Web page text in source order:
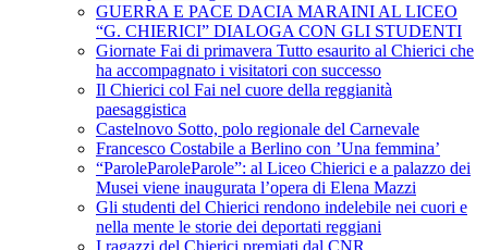
GUERRA E PACE DACIA MARAINI AL LICEO
“G. CHIERICI” DIALOGA CON GLI STUDENTI
Giornate Fai di primavera Tutto esaurito al Chierici che
ha accompagnato i visitatori con successo
Il Chierici col Fai nel cuore della reggianità
paesaggistica
Castelnovo Sotto, polo regionale del Carnevale
Francesco Costabile a Berlino con ’Una femmina’
“ParoleParoleParole”: al Liceo Chierici e a palazzo dei
Musei viene inaugurata l’opera di Elena Mazzi
Gli studenti del Chierici rendono indelebile nei cuori e
nella mente le storie dei deportati reggiani